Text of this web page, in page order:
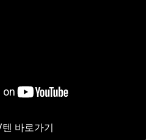
바로가기